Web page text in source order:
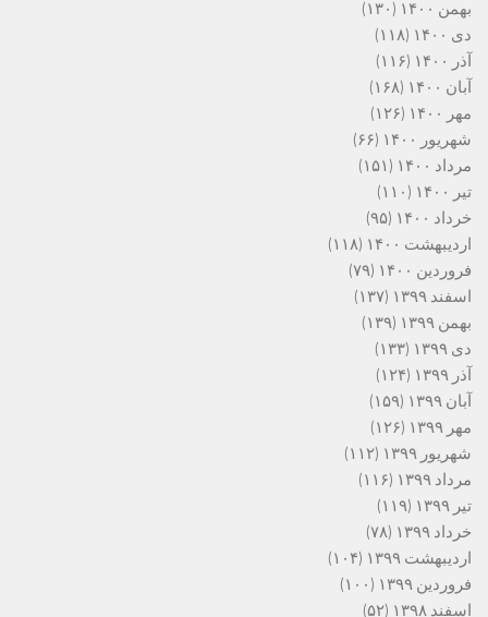
بهمن ۱۴۰۰
(۱۳۰)
دی ۱۴۰۰
(۱۱۸)
آذر ۱۴۰۰
(۱۱۶)
آبان ۱۴۰۰
(۱۶۸)
مهر ۱۴۰۰
(۱۲۶)
شهریور ۱۴۰۰
(۶۶)
مرداد ۱۴۰۰
(۱۵۱)
تیر ۱۴۰۰
(۱۱۰)
خرداد ۱۴۰۰
(۹۵)
اردیبهشت ۱۴۰۰
(۱۱۸)
فروردین ۱۴۰۰
(۷۹)
اسفند ۱۳۹۹
(۱۳۷)
بهمن ۱۳۹۹
(۱۳۹)
دی ۱۳۹۹
(۱۳۳)
آذر ۱۳۹۹
(۱۲۴)
آبان ۱۳۹۹
(۱۵۹)
مهر ۱۳۹۹
(۱۲۶)
شهریور ۱۳۹۹
(۱۱۲)
مرداد ۱۳۹۹
(۱۱۶)
تیر ۱۳۹۹
(۱۱۹)
خرداد ۱۳۹۹
(۷۸)
اردیبهشت ۱۳۹۹
(۱۰۴)
فروردین ۱۳۹۹
(۱۰۰)
اسفند ۱۳۹۸
(۵۲)